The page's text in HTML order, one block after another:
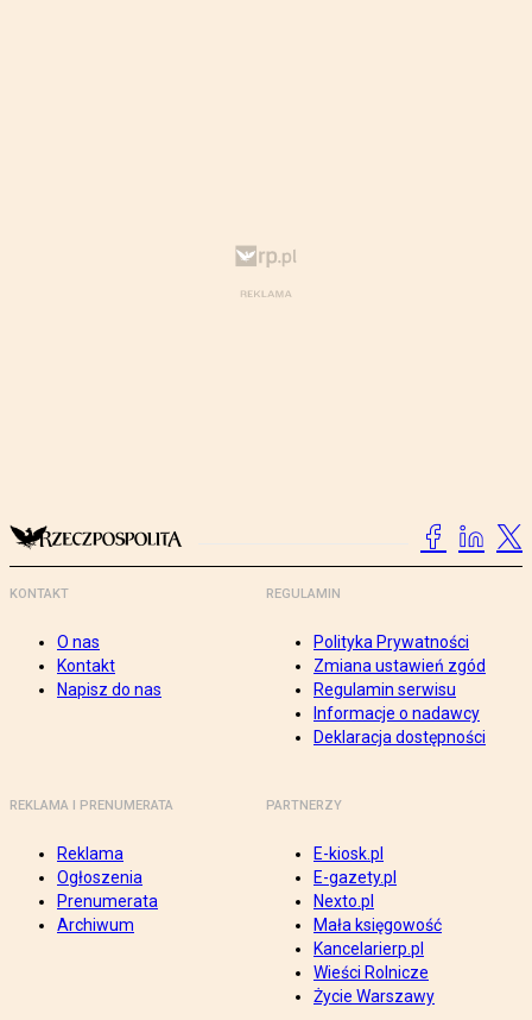
KONTAKT
O nas
Kontakt
Napisz do nas
REGULAMIN
Polityka Prywatności
Zmiana ustawień zgód
Regulamin serwisu
Informacje o nadawcy
Deklaracja dostępności
REKLAMA I PRENUMERATA
Reklama
Ogłoszenia
Prenumerata
Archiwum
PARTNERZY
E-kiosk.pl
E-gazety.pl
Nexto.pl
Mała księgowość
Kancelarierp.pl
Wieści Rolnicze
Życie Warszawy